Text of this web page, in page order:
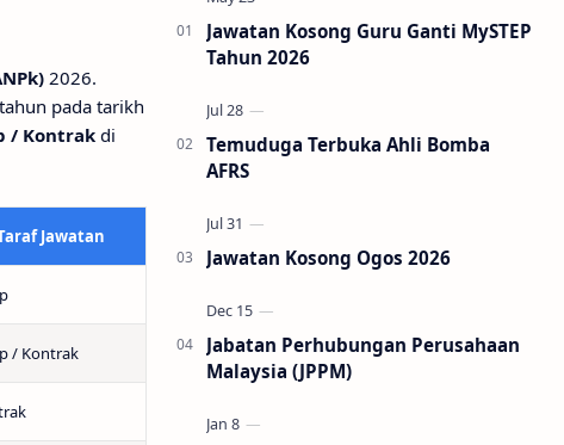
2026.
pada tarikh
/ Kontrakdi
Jawatan
/ Kontrak
Jawatan Kosong Guru Ganti MySTEP
Tahun 2026
Temuduga Terbuka Ahli Bomba
AFRS
Jawatan Kosong Ogos 2026
Jabatan Perhubungan Perusahaan
Malaysia (JPPM)